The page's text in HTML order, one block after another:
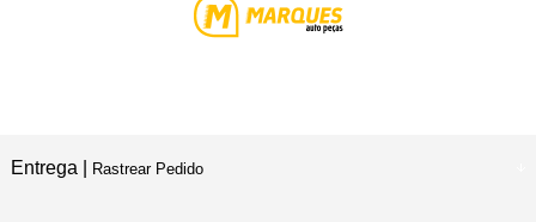
Entrega | Rastrear Pedido